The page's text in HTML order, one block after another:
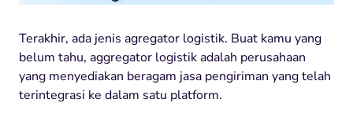
Terakhir, ada jenis agregator logistik. Buat kamu yang
belum tahu, aggregator logistik adalah perusahaan
yang menyediakan beragam jasa pengiriman yang telah
terintegrasi ke dalam satu platform.